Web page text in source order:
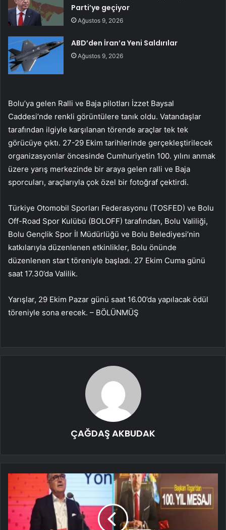
Parti’ye geçiyor
Ağustos 9, 2026
ABD’den İran’a Yeni Saldırılar
Ağustos 9, 2026
Bolu’ya gelen Ralli ve Baja pilotları İzzet Baysal
Caddesi’nde renkli görüntülere tanık oldu. Vatandaşlar
tarafından ilgiyle karşılanan törende araçlar tek tek
görücüye çıktı. 27-29 Ekim tarihlerinde gerçekleştirilecek
organizasyonlar öncesinde Cumhuriyetin 100. yılını anmak
üzere yarış merkezinde bir araya gelen ralli ve Baja
sporcuları, araçlarıyla çok özel bir fotoğraf çektirdi.
Türkiye Otomobil Sporları Federasyonu (TOSFED) ve Bolu
Off-Road Spor Kulübü (BOLOFF) tarafından, Bolu Valiliği,
Bolu Gençlik Spor İl Müdürlüğü ve Bolu Belediyesi’nin
katkılarıyla düzenlenen etkinlikler, Bolu önünde
düzenlenen start töreniyle başladı. 27 Ekim Cuma günü
saat 17.30’da Valilik.
Yarışlar, 29 Ekim Pazar günü saat 16.00’da yapılacak ödül
töreniyle sona erecek. – BÖLÜNMÜŞ
ÇAĞDAŞ AKBUDAK